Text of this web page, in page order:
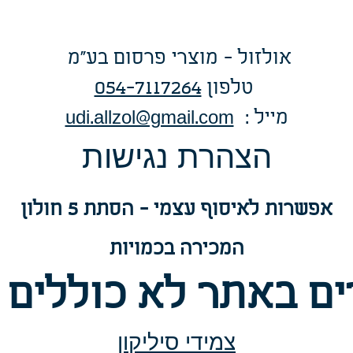
אולזול - מוצרי פרסום בע"מ
טלפון054-7117264
udi.allzol@gmail.com
: מייל
הצהרת נגישות
אפשרות לאיסוף עצמי - הסתת 5 חולון
המכירה בכמויות
באתר לא
צמידי סיליקון